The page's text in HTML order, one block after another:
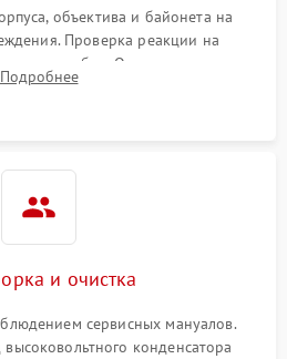
объектива и байонета на
Проверка реакции на
кодов ошибок. Оценка состояния
работы автофокуса и вспышки.
Подробнее
и очистка
сервисных мануалов.
конденсатора